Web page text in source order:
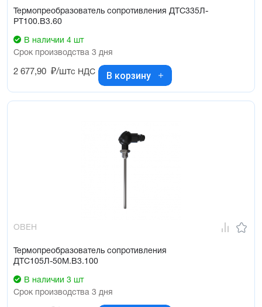
Термопреобразователь сопротивления ДТС335Л-
РТ100.В3.60
В наличии 4 шт
Срок производства 3 дня
2 677,90 ₽/штс НДС В корзину
ОВЕН
Термопреобразователь сопротивления
ДТС105Л-50М.В3.100
В наличии 3 шт
Срок производства 3 дня